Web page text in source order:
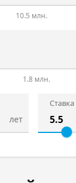
10.5 млн.
1.8 млн.
лет
Ставка